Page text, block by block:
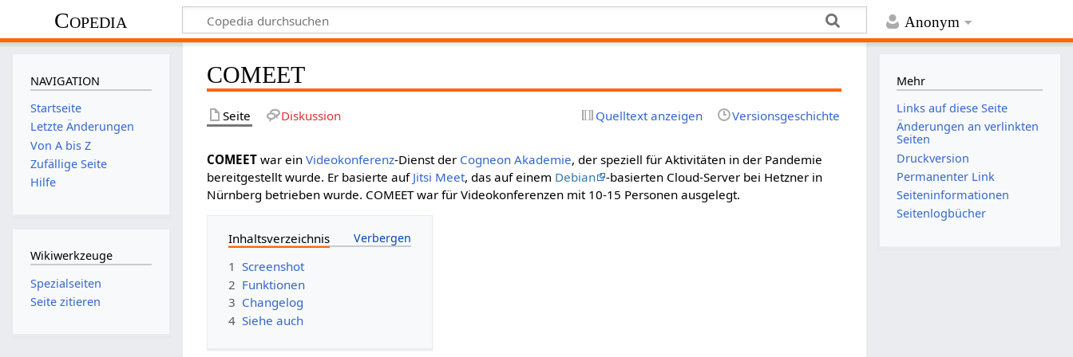
Anonym
Copedia
COMEET
Seite Diskussion Quelltext anzeigen Versionsgeschichte
COMEET war einVideokonferenz-Dienst der Cogneon Akademie, der speziell für Aktivitäten in der Pandemie
bereitgestellt wurde. Er basierte auf Jitsi Meet, das auf einem Debian
-basierten Cloud-Server bei Hetzner in
Nürnberg betrieben wurde. COMEET war für Videokonferenzen mit 10-15 Personen ausgelegt.
Inhaltsverzeichnis
1 Screenshot
2 Funktionen
3 Changelog
4 Siehe auch
NAVIGATION
Startseite
Letzte Änderungen
Von A bis Z
Zufällige Seite
Hilfe
Wikiwerkzeuge
Spezialseiten
Seite zitieren
Mehr
Links auf diese Seite
Änderungen an verlinkten
Seiten
Druckversion
Permanenter Link
Seiten­­informationen
Seitenlogbücher